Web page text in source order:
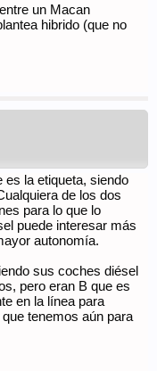
un Macan
hibrido (que no
la etiqueta, siendo
de los dos
para lo que lo
puede interesar más
autonomía.
sus coches diésel
pero eran B que es
en la línea para
tenemos aún para